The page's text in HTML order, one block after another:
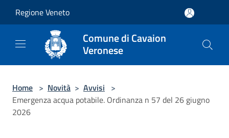
Regione Veneto
Comune di Cavaion
Veronese
Home > Novità > Avvisi >
Emergenza acqua potabile. Ordinanza n 57 del 26 giugno
2026